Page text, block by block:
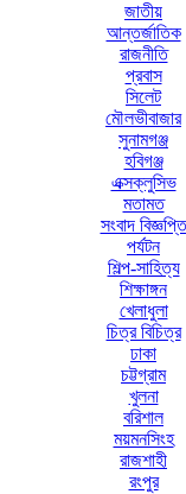
জাতীয়
আন্তর্জাতিক
রাজনীতি
প্রবাস
সিলেট
মৌলভীবাজার
সুনামগঞ্জ
হবিগঞ্জ
এক্সক্লুসিভ
মতামত
সংবাদ বিজ্ঞপ্তি
পর্যটন
শিল্প-সাহিত্য
শিক্ষাঙ্গন
খেলাধুলা
চিত্র বিচিত্র
ঢাকা
চট্টগ্রাম
খুলনা
বরিশাল
ময়মনসিংহ
রাজশাহী
রংপুর